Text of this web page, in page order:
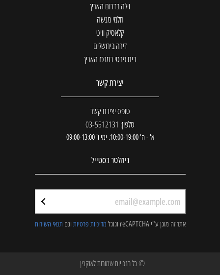
וילה בדרום הארץ
תלמי מנשה
קלאסיק וויט
דירה בירושלים
בית פרטי במרכז הארץ
יצירת קשר
טופס יצירת קשר
טלפון: 03-5512131
א' - ה' 10:00-19:00. ימי ו' 09:00-13:00
ניוזלטר בסטייל
אתר זה מוגן ע"י reCAPTCHA וגוגל מדיניות פרטיות וגם תנאי השירות
© כל הזכויות שמורות לאוקנין